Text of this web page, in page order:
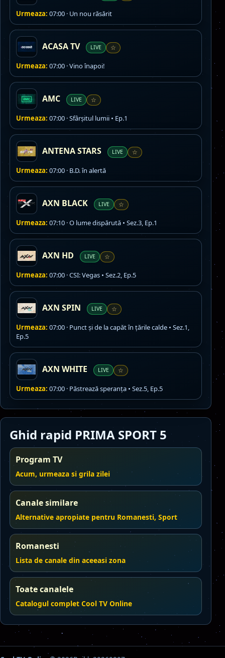
Urmeaza: 07:00 · Un nou răsărit
ACASA TV LIVE ☆
Urmeaza: 07:00 · Vino înapoi!
AMC LIVE ☆
Urmeaza: 07:00 · Sfârșitul lumii • Ep.1
ANTENA STARS LIVE ☆
Urmeaza: 07:00 · B.D. în alertă
AXN BLACK LIVE ☆
Urmeaza: 07:10 · O lume dispărută • Sez.3, Ep.1
AXN HD LIVE ☆
Urmeaza: 07:00 · CSI: Vegas • Sez.2, Ep.5
AXN SPIN LIVE ☆
Urmeaza: 07:00 · Punct și de la capăt în țările calde • Sez.1,
Ep.5
AXN WHITE LIVE ☆
Urmeaza: 07:00 · Păstrează speranța • Sez.5, Ep.5
Ghid rapid PRIMA SPORT 5
Program TV
Acum, urmeaza si grila zilei
Canale similare
Alternative apropiate pentru Romanesti, Sport
Romanesti
Lista de canale din aceeasi zona
Toate canalele
Catalogul complet Cool TV Online